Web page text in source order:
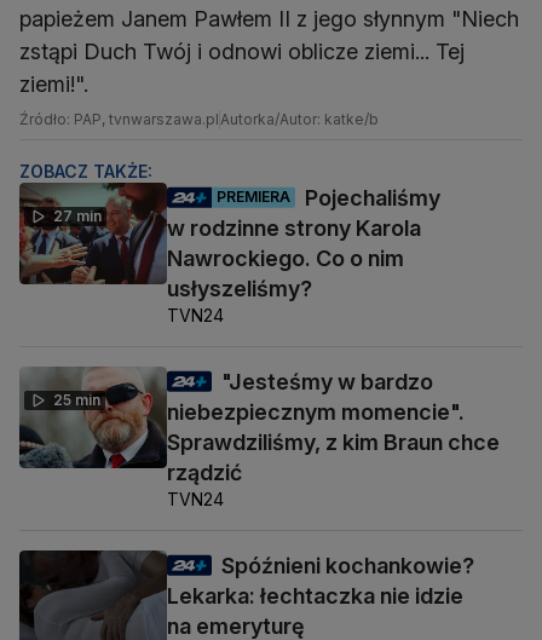
papieżem Janem Pawłem II z jego słynnym "Niech
zstąpi Duch Twój i odnowi oblicze ziemi... Tej
ziemi!".
Źródło: PAP, tvnwarszawa.pl Autorka/Autor: katke/b
ZOBACZ TAKŻE:
27 min
PREMIERA
Pojechaliśmy
w rodzinne strony Karola
Nawrockiego. Co o nim
usłyszeliśmy?
TVN24
25 min
"Jesteśmy w bardzo
niebezpiecznym momencie".
Sprawdziliśmy, z kim Braun chce
rządzić
TVN24
Spóźnieni kochankowie?
Lekarka: łechtaczka nie idzie
na emeryturę